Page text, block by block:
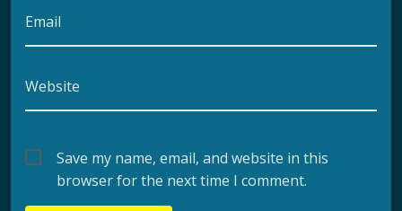
Email
Website
Save my name, email, and website in this
browser for the next time I comment.